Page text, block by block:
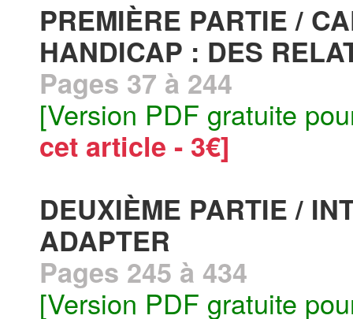
PREMIÈRE PARTIE /
HANDICAP : DES
Pages 37 à 244
[Version PDF gratuite
cet article - 3€]
DEUXIÈME PARTIE /
ADAPTER
Pages 245 à 434
[Version PDF gratuite